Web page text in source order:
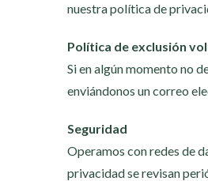
nuestra política de
Política de exclusión
Si en algún momento no
enviándonos un correo
Seguridad
Operamos con redes de
privacidad se revisan